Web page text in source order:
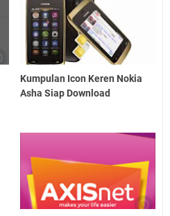
Kumpulan Icon Keren Nokia
Asha Siap Download